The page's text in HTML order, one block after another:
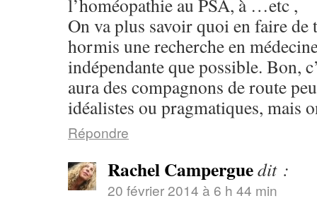
l’homéopathie au PSA, à …etc ,
On va plus savoir quoi en faire
hormis une recherche en
indépendante que possible. Bon,
aura des compagnons de route
idéalistes ou pragmatiques, mais
Répondre
Rachel Camperguedit :
20 février 2014 à 6 h 44 min